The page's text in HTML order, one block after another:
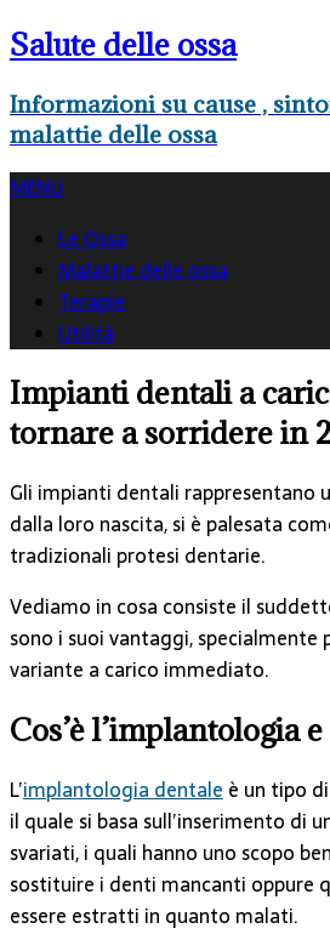
Salute delle ossa
Informazioni su cause ,
malattie delle ossa
MENU
Le Ossa
Malattie delle ossa
Terapie
Utilità
Impianti dentali a
tornare a sorridere in
Gli impianti dentali rappresentano
dalla loro nascita, si è palesata
tradizionali protesi dentarie.
Vediamo in cosa consiste il
sono i suoi vantaggi, specialmente
variante a carico immediato.
Cos’è l’implantologia
L’implantologia dentale è un tipo
il quale si basa sull’inserimento di
svariati, i quali hanno uno scopo
sostituire i denti mancanti oppure
essere estratti in quanto malati.